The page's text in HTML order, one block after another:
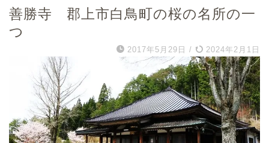
善勝寺 郡上市白鳥町の桜の名所の一
つ
2017年5月29日 / 2024年2月1日